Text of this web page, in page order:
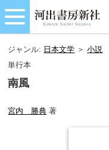
ジャンル: 日本文学 ＞小説
単行本
南風
宮内 勝典 著